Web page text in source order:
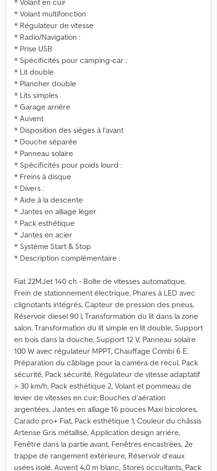
* Volant en cuir
* Volant multifonction
* Régulateur de vitesse
* Radio/Navigation :
* Prise USB
* Spécificités pour camping-car :
* Lit double
* Plancher double
* Lits simples
* Garage arrière
* Auvent
* Disposition des sièges à l’avant
* Douche séparée
* Panneau solaire
* Spécificités pour poids lourd :
* Freins à disque
* Divers :
* Aide à la descente
* Jantes en alliage léger
* Pack esthétique
* Jantes en acier
* Système Start & Stop
* Description complémentaire :
Fiat 22MJet 140 ch - Boîte de vitesses automatique,
Frein de stationnement électrique, Phares à LED avec
clignotants intégrés, Capteur de pression des pneus,
Réservoir diesel 90 l, Transformation du lit dans la zone
salon, Transformation du lit simple en lit double, Support
en bois dans la douche, Support 12 V, Panneau solaire
100 W avec régulateur MPPT, Chauffage Combi 6 E,
Préparation du câblage pour la caméra de recul, Pack
sécurité, Pack sécurité, Régulateur de vitesse adaptatif
> 30 km/h, Pack esthétique 2, Volant et pommeau de
levier de vitesses en cuir, Bouches d’aération
argentées, Jantes en alliage 16 pouces Maxi bicolores,
Carado pro+ Fiat, Pack esthétique 1, Couleur du châssis
Artense Gris métallisé, Application design arrière,
Fenêtre dans la partie avant, Fenêtres encastrées, 2e
trappe de rangement extérieure, Réservoir d’eaux
usées isolé, Auvent 4,0 m blanc, Stores occultants, Pack